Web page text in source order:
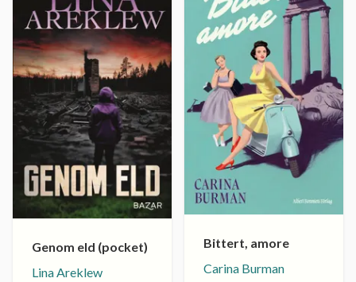
Genom eld (pocket)
Lina Areklew
Bittert, amore
Carina Burman